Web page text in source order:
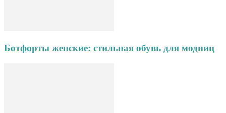
Ботфорты женские: стильная обувь для модниц